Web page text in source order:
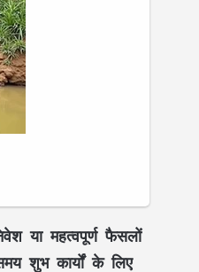
या महत्वपूर्ण फैसलों
शुभ कार्यों के लिए